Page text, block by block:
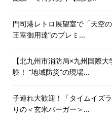
門司港レトロ展望室で「天空
王室御用達”のプレミ...
【北九州市消防局×九州国際
験！ “地域防災”の現場...
子連れ大歓迎！「タイムイズ
りの＜玄米バーガー＞...